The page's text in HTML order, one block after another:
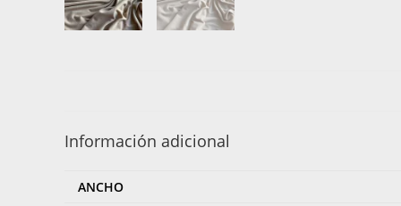
Información adicional
ANCHO